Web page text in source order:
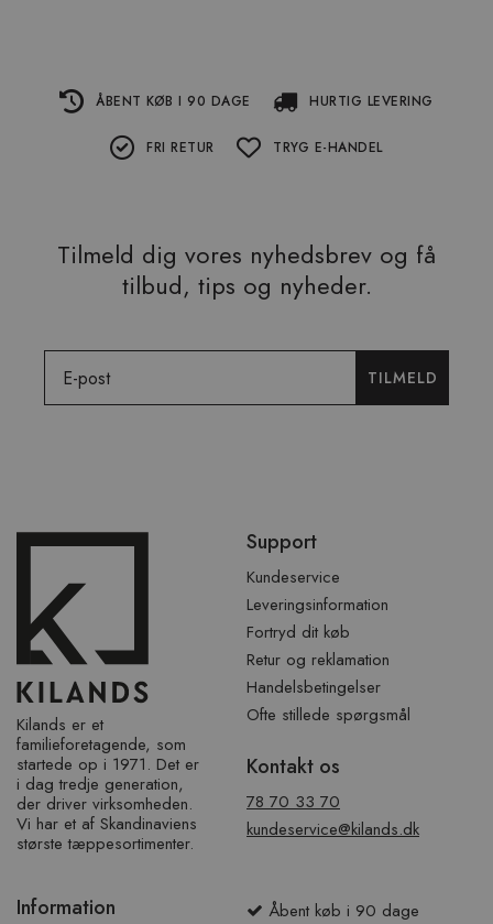
ÅBENT KØB I 90 DAGE HURTIG LEVERING
FRI RETUR TRYG E-HANDEL
Tilmeld dig vores nyhedsbrev og få
tilbud, tips og nyheder.
TILMELD
over
Kilands er et
familieforetagende, som
startede op i 1971. Det er
i dag tredje generation,
der driver virksomheden.
Vi har et af ​​Skandinaviens
største tæppesortimenter.
Support
Kundeservice
Leveringsinformation
Fortryd dit køb
Retur og reklamation
Handelsbetingelser
Ofte stillede spørgsmål
Kontakt os
78 70 33 70
kundeservice@kilands.dk
Information
Åbent køb i 90 dage